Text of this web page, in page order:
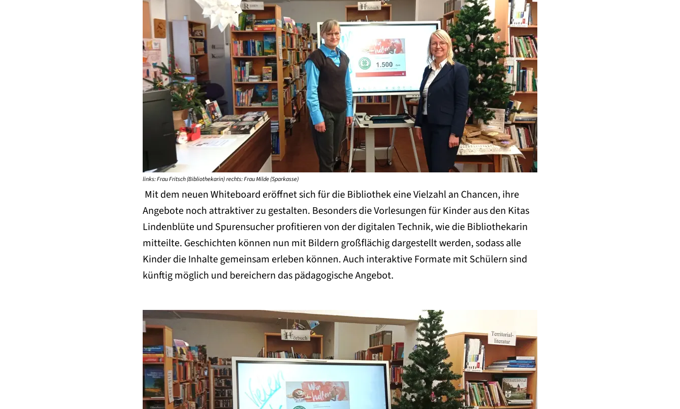
links: Frau Fritsch (Bibliothekarin) rechts: Frau Milde (Sparkasse)
Mit dem neuen Whiteboard eröffnet sich für die Bibliothek eine Vielzahl an Chancen, ihre
Angebote noch attraktiver zu gestalten. Besonders die Vorlesungen für Kinder aus den Kitas
Lindenblüte und Spurensucher profitieren von der digitalen Technik, wie die Bibliothekarin
mitteilte. Geschichten können nun mit Bildern großflächig dargestellt werden, sodass alle
Kinder die Inhalte gemeinsam erleben können. Auch interaktive Formate mit Schülern sind
künftig möglich und bereichern das pädagogische Angebot.